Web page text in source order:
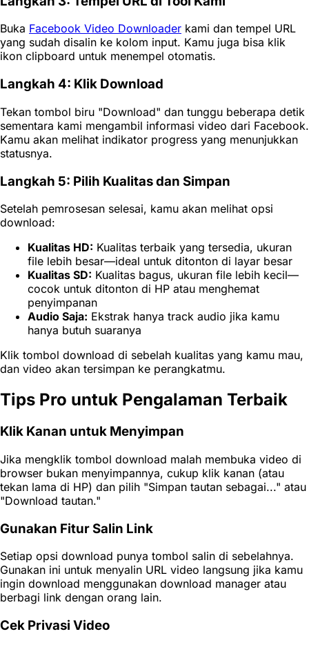
Buka Facebook Video Downloader kami dan tempel URL
yang sudah disalin ke kolom input. Kamu juga bisa klik
ikon clipboard untuk menempel otomatis.
Langkah 4: Klik Download
Tekan tombol biru "Download" dan tunggu beberapa detik
sementara kami mengambil informasi video dari Facebook.
Kamu akan melihat indikator progress yang menunjukkan
statusnya.
Langkah 5: Pilih Kualitas dan Simpan
Setelah pemrosesan selesai, kamu akan melihat opsi
download:
Kualitas HD: Kualitas terbaik yang tersedia, ukuran
file lebih besar—ideal untuk ditonton di layar besar
Kualitas SD: Kualitas bagus, ukuran file lebih kecil—
cocok untuk ditonton di HP atau menghemat
penyimpanan
Audio Saja: Ekstrak hanya track audio jika kamu
hanya butuh suaranya
Klik tombol download di sebelah kualitas yang kamu mau,
dan video akan tersimpan ke perangkatmu.
Tips Pro untuk Pengalaman Terbaik
Klik Kanan untuk Menyimpan
Jika mengklik tombol download malah membuka video di
browser bukan menyimpannya, cukup klik kanan (atau
tekan lama di HP) dan pilih "Simpan tautan sebagai..." atau
"Download tautan."
Gunakan Fitur Salin Link
Setiap opsi download punya tombol salin di sebelahnya.
Gunakan ini untuk menyalin URL video langsung jika kamu
ingin download menggunakan download manager atau
berbagi link dengan orang lain.
Cek Privasi Video